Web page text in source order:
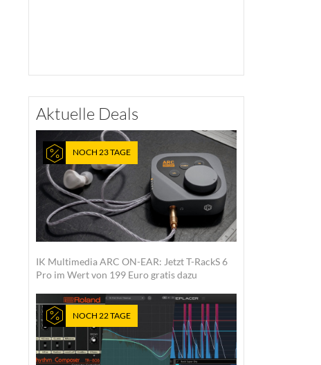
Aktuelle Deals
NOCH 23 TAGE
IK Multimedia ARC ON-EAR: Jetzt T-RackS 6
Pro im Wert von 199 Euro gratis dazu
NOCH 22 TAGE